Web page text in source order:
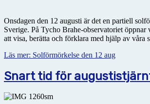
Onsdagen den 12 augusti är det en partiell
Sverige. På Tycho Brahe-observatoriet
att visa, berätta och förklara med hjälp av våra
Läs mer: Solförmörkelse den 12 aug
Snart tid för